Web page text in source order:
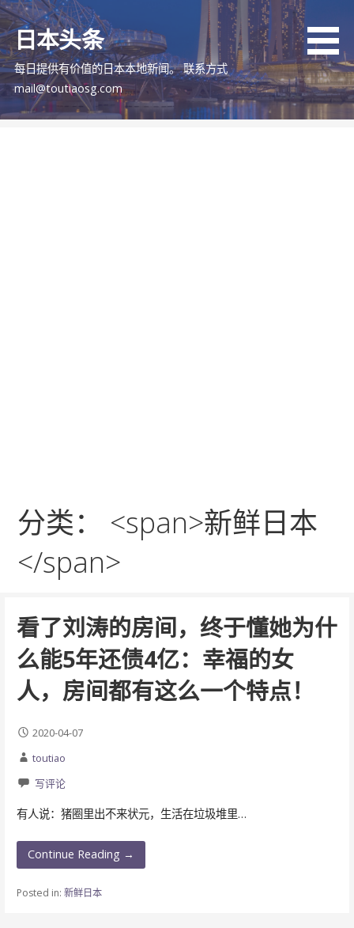
跳
至
内
容
日本头条
每日提供有价值的日本本地新闻。 联系方式
mail@toutiaosg.com
分类： <span>新鲜日本
</span>
看了刘涛的房间，终于懂她为什
么能5年还债4亿：幸福的女
人，房间都有这么一个特点！
2020-04-07
toutiao
写评论
有人说：猪圈里出不来状元，生活在垃圾堆里…
Continue Reading →
Posted in: 新鲜日本